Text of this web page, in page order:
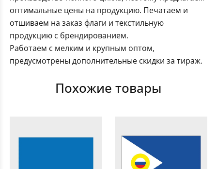
оптимальные цены на продукцию. Печатаем и
отшиваем на заказ флаги и текстильную
продукцию с брендированием.
Работаем с мелким и крупным оптом,
предусмотрены дополнительные скидки за тираж.
Похожие товары